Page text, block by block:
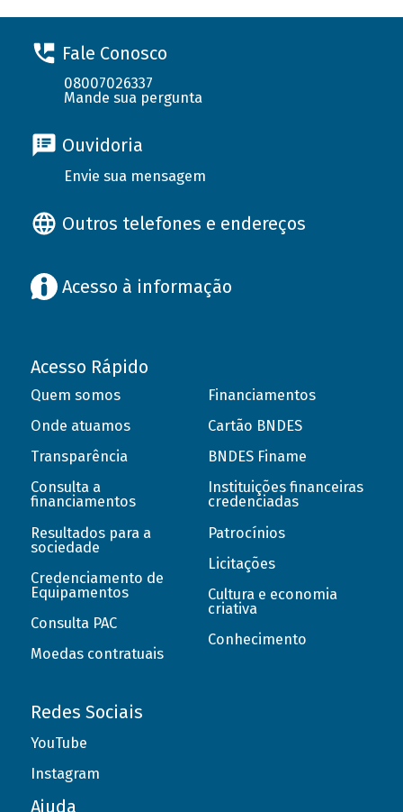
Fale Conosco
08007026337
Mande sua pergunta
Ouvidoria
Envie sua mensagem
Outros telefones e endereços
Acesso à informação
Acesso Rápido
Quem somos
Onde atuamos
Transparência
Consulta a
financiamentos
Resultados para a
sociedade
Credenciamento de
Equipamentos
Consulta PAC
Moedas contratuais
Financiamentos
Cartão BNDES
BNDES Finame
Instituições financeiras
credenciadas
Patrocínios
Licitações
Cultura e economia
criativa
Conhecimento
Redes Sociais
YouTube
Instagram
Ajuda